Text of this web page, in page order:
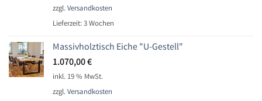
zzgl.Versandkosten
Lieferzeit:3 Wochen
Massivholztisch Eiche "U-Gestell"
1.070,00€
inkl. 19 % MwSt.
zzgl.Versandkosten